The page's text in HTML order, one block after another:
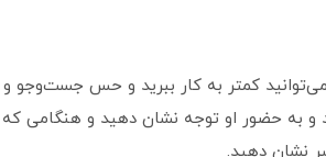
کمتر به کار ببرید و حس جست‌وجو
و به حضور او توجه نشان دهید و هنگامی
نشان دهید.